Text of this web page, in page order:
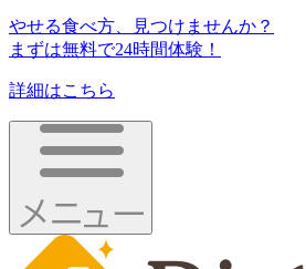
やせる食べ方、見つけませんか？
まずは無料で24時間体験！
詳細はこちら